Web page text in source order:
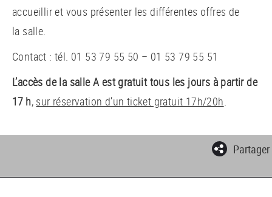
accueillir et vous présenter les différentes offres de
la salle.
Contact : tél. 01 53 79 55 50 – 01 53 79 55 51
L’accès de la salle A est gratuit tous les jours à partir de
17 h, sur réservation d’un ticket gratuit 17h/20h
Partager